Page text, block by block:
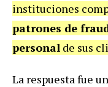
instituciones
patrones de
personal de sus
La respuesta fue